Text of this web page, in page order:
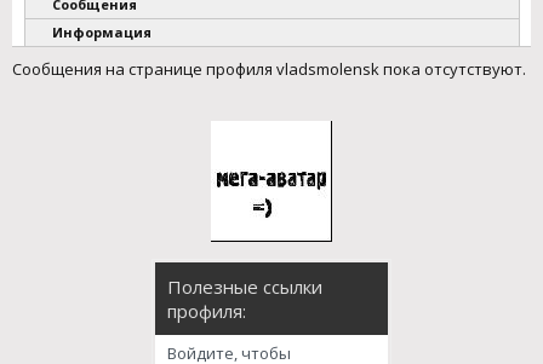
Полезные ссылки
профиля:
Войдите, чтобы
Сообщения
Информация
Сообщения на странице профиля vladsmolensk пока отсутствуют.